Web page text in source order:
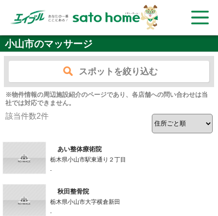
小山市のマッサージ
スポットを絞り込む
※物件情報の周辺施設紹介のページであり、各店舗への問い合わせは当
社では対応できません。
該当件数2件
あい整体療術院
栃木県小山市駅東通り２丁目
-
秋田整骨院
栃木県小山市大字横倉新田
-